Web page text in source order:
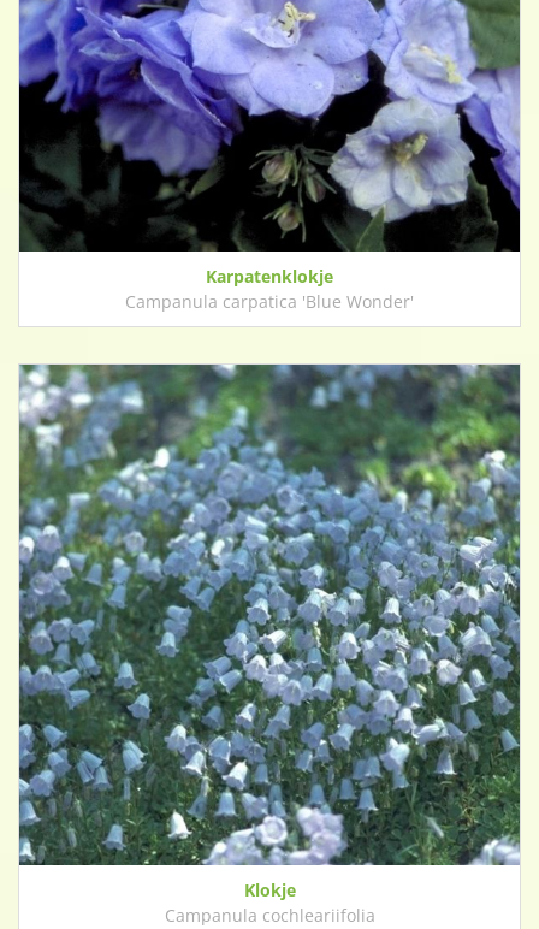
Karpatenklokje
Campanula carpatica 'Blue Wonder'
Klokje
Campanula cochleariifolia